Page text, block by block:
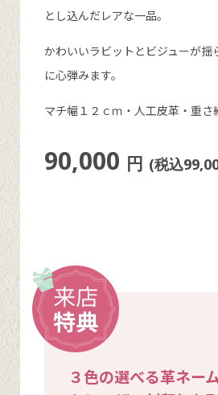
とし込んだレアな一品。
かわいいラビットとビジューが揺
に心弾みます。
マチ幅１２ｃｍ・人工皮革・重さ
90,000 円 (税込
３色の選べる革ネー